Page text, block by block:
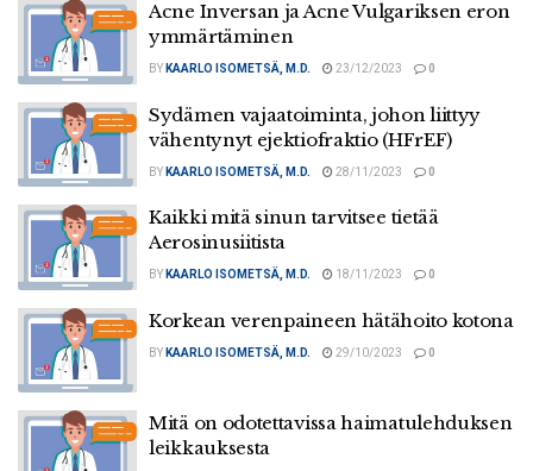
Acne Inversan ja Acne Vulgariksen eron
ymmärtäminen
BY KAARLO ISOMETSÄ, M.D. 23/12/2023 0
Sydämen vajaatoiminta, johon liittyy
vähentynyt ejektiofraktio (HFrEF)
BY KAARLO ISOMETSÄ, M.D. 28/11/2023 0
Kaikki mitä sinun tarvitsee tietää
Aerosinusiitista
BY KAARLO ISOMETSÄ, M.D. 18/11/2023 0
Korkean verenpaineen hätähoito kotona
BY KAARLO ISOMETSÄ, M.D. 29/10/2023 0
Mitä on odotettavissa haimatulehduksen
leikkauksesta